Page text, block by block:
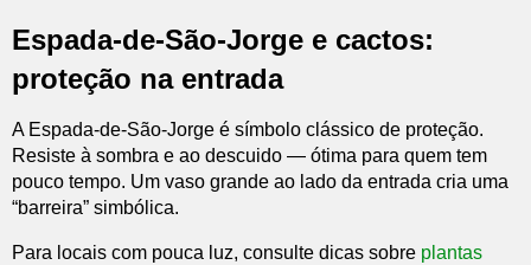
Espada-de-São-Jorge e cactos:
proteção na entrada
A Espada-de-São-Jorge é símbolo clássico de proteção.
Resiste à sombra e ao descuido — ótima para quem tem
pouco tempo. Um vaso grande ao lado da entrada cria uma
“barreira” simbólica.
Para locais com pouca luz, consulte dicas sobre plantas